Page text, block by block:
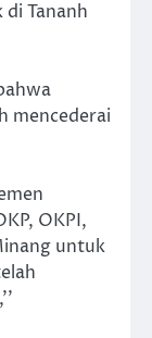
Tananh
mencederai
OKPI,
untuk